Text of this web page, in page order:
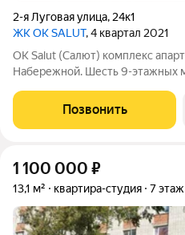
2-я Луговая улица, 24к1
ЖК OK SALUT, 4 квартал 2021
ОK Salut (Салют) комплекс апартаментов в 700 метрах от
Набережной. Шесть 9-этажных
улице 2-я Луговая, а еще: - До центра
минут на автомобиле,
Позвонить
1 100 000 ₽
13,1 м² квартира-студия 7 этаж